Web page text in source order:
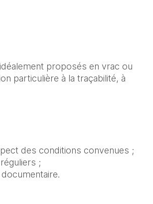
proposés en vrac ou
particulière à la traçabilité, à
des conditions convenues ;
;